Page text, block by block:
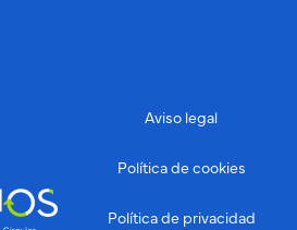
Aviso legal
Política de cookies
Política de privacidad